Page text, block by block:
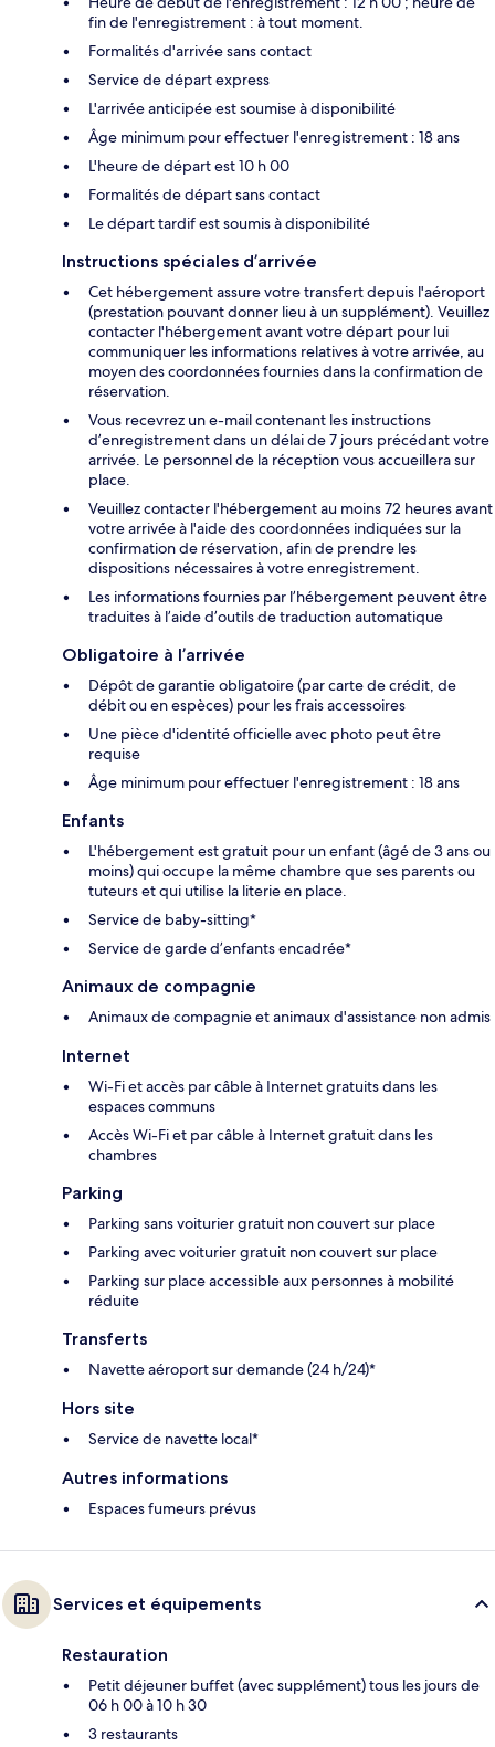
fin de l'enregistrement : à tout moment.
Formalités d'arrivée sans contact
Service de départ express
L'arrivée anticipée est soumise à disponibilité
Âge minimum pour effectuer l'enregistrement : 18 ans
L'heure de départ est 10 h 00
Formalités de départ sans contact
Le départ tardif est soumis à disponibilité
Instructions spéciales d’arrivée
Cet hébergement assure votre transfert depuis l'aéroport
(prestation pouvant donner lieu à un supplément). Veuillez
contacter l'hébergement avant votre départ pour lui
communiquer les informations relatives à votre arrivée, au
moyen des coordonnées fournies dans la confirmation de
réservation.
Vous recevrez un e-mail contenant les instructions
d’enregistrement dans un délai de 7 jours précédant votre
arrivée. Le personnel de la réception vous accueillera sur
place.
Veuillez contacter l'hébergement au moins 72 heures avant
votre arrivée à l'aide des coordonnées indiquées sur la
confirmation de réservation, afin de prendre les
dispositions nécessaires à votre enregistrement.
Les informations fournies par l’hébergement peuvent être
traduites à l’aide d’outils de traduction automatique
Obligatoire à l’arrivée
Dépôt de garantie obligatoire (par carte de crédit, de
débit ou en espèces) pour les frais accessoires
Une pièce d'identité officielle avec photo peut être
requise
Âge minimum pour effectuer l'enregistrement : 18 ans
Enfants
L'hébergement est gratuit pour un enfant (âgé de 3 ans ou
moins) qui occupe la même chambre que ses parents ou
tuteurs et qui utilise la literie en place.
Service de baby-sitting*
Service de garde d’enfants encadrée*
Animaux de compagnie
Animaux de compagnie et animaux d'assistance non admis
Internet
Wi-Fi et accès par câble à Internet gratuits dans les
espaces communs
Accès Wi-Fi et par câble à Internet gratuit dans les
chambres
Parking
Parking sans voiturier gratuit non couvert sur place
Parking avec voiturier gratuit non couvert sur place
Parking sur place accessible aux personnes à mobilité
réduite
Transferts
Navette aéroport sur demande (24 h/24)*
Hors site
Service de navette local*
Autres informations
Espaces fumeurs prévus
Services et équipements
Restauration
Petit déjeuner buffet (avec supplément) tous les jours de
06 h 00 à 10 h 30
3 restaurants